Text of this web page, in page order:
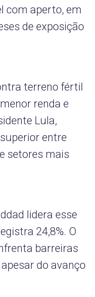
com aperto, em
de exposição
terreno fértil
renda e
Lula,
entre
setores mais
lidera esse
24,8%. O
barreiras
do avanço